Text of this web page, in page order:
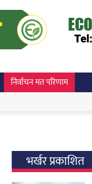
निर्वाचन मत परिणाम
भर्खर प्रकाशित